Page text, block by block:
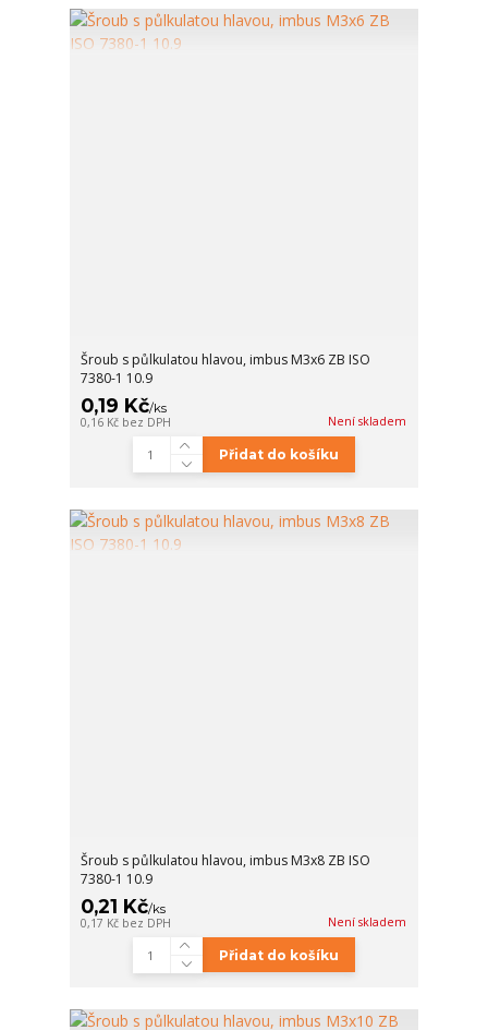
Šroub s půlkulatou hlavou, imbus M3x6 ZB ISO
7380-1 10.9
0,19 Kč/ks
0,16 Kč bez DPH Není skladem
Přidat do košíku
Šroub s půlkulatou hlavou, imbus M3x8 ZB ISO
7380-1 10.9
0,21 Kč/ks
0,17 Kč bez DPH Není skladem
Přidat do košíku